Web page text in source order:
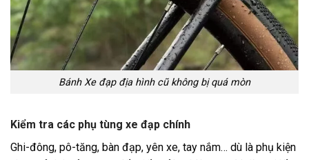
Bánh Xe đạp địa hình cũ không bị quá mòn
Kiểm tra các phụ tùng xe đạp chính
Ghi-đông, pô-tăng, bàn đạp, yên xe, tay nắm… dù là phụ kiện